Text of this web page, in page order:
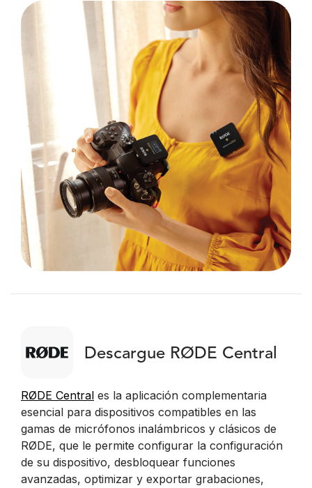
Descargue RØDE Central
RØDE Central es la aplicación complementaria
esencial para dispositivos compatibles en las
gamas de micrófonos inalámbricos y clásicos de
RØDE, que le permite configurar la configuración
de su dispositivo, desbloquear funciones
avanzadas, optimizar y exportar grabaciones,